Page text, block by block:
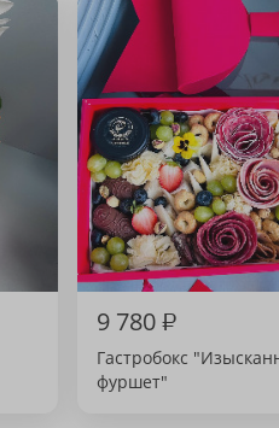
9 780₽
Гастробокс
фуршет"